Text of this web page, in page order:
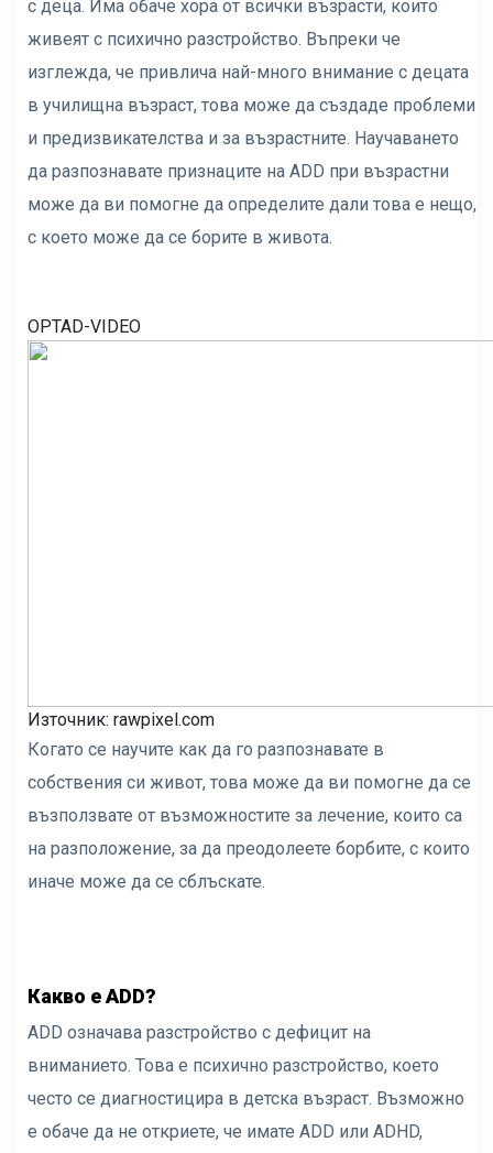
с деца. Има обаче хора от всички възрасти, които
живеят с психично разстройство. Въпреки че
изглежда, че привлича най-много внимание с децата
в училищна възраст, това може да създаде проблеми
и предизвикателства и за възрастните. Научаването
да разпознавате признаците на ADD при възрастни
може да ви помогне да определите дали това е нещо,
с което може да се борите в живота.
OPTAD-VIDEO
Източник: rawpixel.com
Когато се научите как да го разпознавате в
собствения си живот, това може да ви помогне да се
възползвате от възможностите за лечение, които са
на разположение, за да преодолеете борбите, с които
иначе може да се сблъскате.
Какво е ADD?
ADD означава разстройство с дефицит на
вниманието. Това е психично разстройство, което
често се диагностицира в детска възраст. Възможно
е обаче да не откриете, че имате ADD или ADHD,